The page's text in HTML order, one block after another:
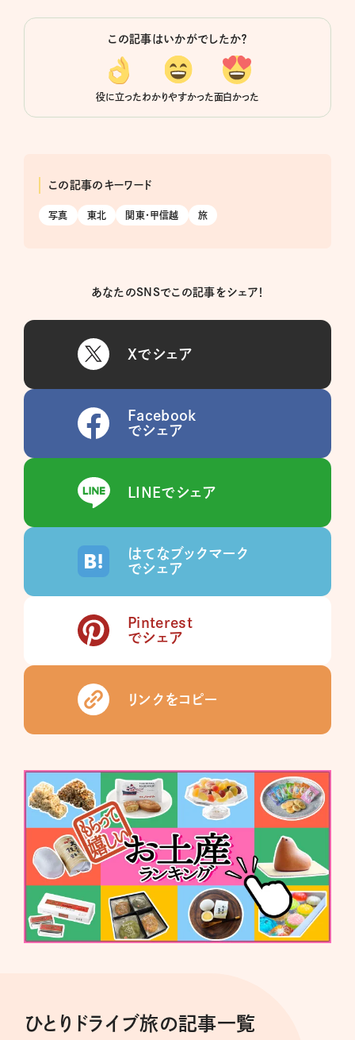
この記事はいかがでしたか？
役に立ったわかりやすかった面白かった
この記事のキーワード
写真 東北 関東・甲信越 旅
あなたのSNSでこの記事をシェア！
Xでシェア
Facebook
でシェア
LINEでシェア
はてなブックマーク
でシェア
Pinterest
でシェア
リンクをコピー
ひとりドライブ旅の記事一覧